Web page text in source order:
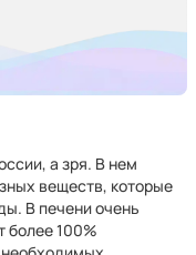
а зря. В нем
веществ, которые
В печени очень
более 100%